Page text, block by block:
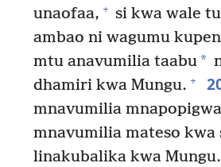
unaofaa, + si kwa wale
ambao ni wagumu
mtu anavumilia taabu*
dhamiri kwa Mungu. +
mnavumilia
mnavumilia mateso kwa
linakubalika kwa Mungu.